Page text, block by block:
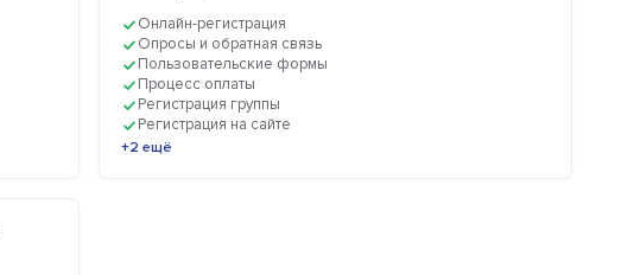
Онлайн-регистрация
Опросы и обратная связь
Пользовательские формы
Процесс оплаты
Регистрация группы
Регистрация на сайте
+2 ещё